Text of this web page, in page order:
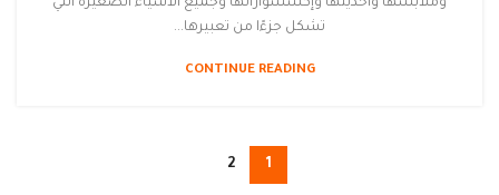
وملابسها وأحذيتها وإكسسواراتها وجميع الأشياء الصغيرة التي
تشكل جزءًا من تعبيرها...
CONTINUE READING
1
2